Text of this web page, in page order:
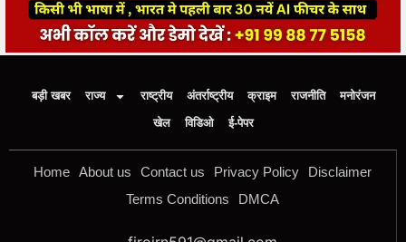
बड़ी खबर राज्य राष्ट्रीय अंतर्राष्ट्रीय क्राइम राजनीति
मनोरंजन
खेल
विडिओ ई-पेपर
Home About us Contact us Privacy Policy
Disclaimer
Terms Conditions
DMCA